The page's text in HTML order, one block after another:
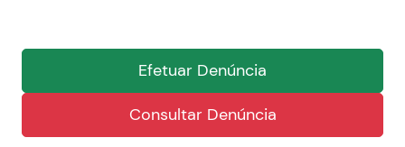
Efetuar Denúncia
Consultar Denúncia